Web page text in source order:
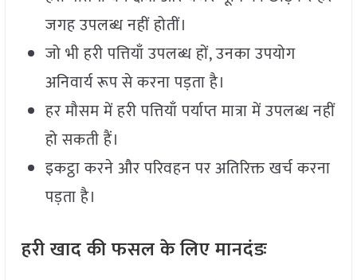
जगह उपलब्ध नहीं होतीं।
जो भी हरी पत्तियाँ उपलब्ध हों, उनका उपयोग
अनिवार्य रूप से करना पड़ता है।
हर मौसम में हरी पत्तियाँ पर्याप्त मात्रा में उपलब्ध नहीं
हो सकती हैं।
इकट्ठा करने और परिवहन पर अतिरिक्त खर्च करना
पड़ता है।
हरी खाद की फसल के लिए मानदंडः